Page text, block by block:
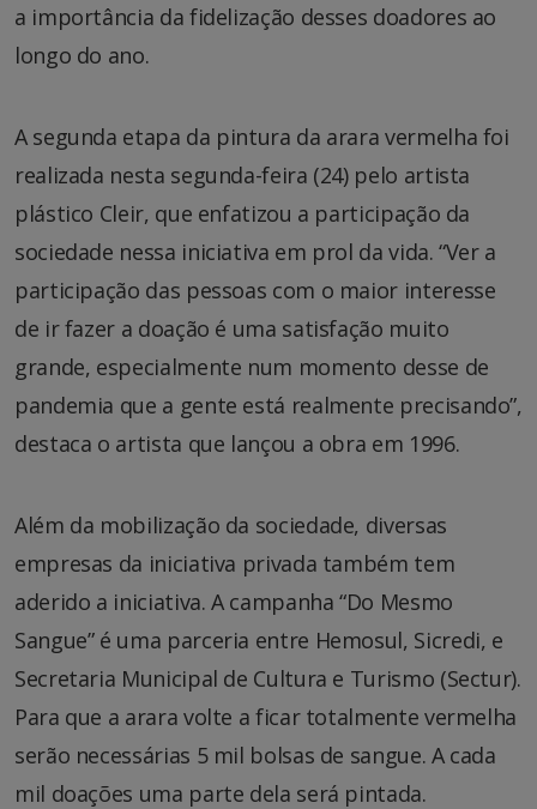
a importância da fidelização desses doadores ao
longo do ano.
A segunda etapa da pintura da arara vermelha foi
realizada nesta segunda-feira (24) pelo artista
plástico Cleir, que enfatizou a participação da
sociedade nessa iniciativa em prol da vida. “Ver a
participação das pessoas com o maior interesse
de ir fazer a doação é uma satisfação muito
grande, especialmente num momento desse de
pandemia que a gente está realmente precisando”,
destaca o artista que lançou a obra em 1996.
Além da mobilização da sociedade, diversas
empresas da iniciativa privada também tem
aderido a iniciativa. A campanha “Do Mesmo
Sangue” é uma parceria entre Hemosul, Sicredi, e
Secretaria Municipal de Cultura e Turismo (Sectur).
Para que a arara volte a ficar totalmente vermelha
serão necessárias 5 mil bolsas de sangue. A cada
mil doações uma parte dela será pintada.